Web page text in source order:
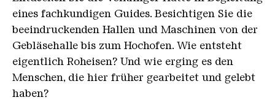
eines fachkundigen Guides. Besichtigen Sie die
beeindruckenden Hallen und Maschinen von der
Gebläsehalle bis zum Hochofen. Wie entsteht
eigentlich Roheisen? Und wie erging es den
Menschen, die hier früher gearbeitet und gelebt
haben?